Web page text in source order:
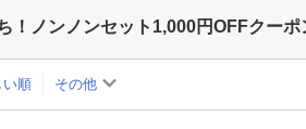
！ノンノンセット1,000円OFFクーポ
い順 その他